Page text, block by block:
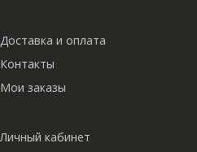
Доставка и оплата
Контакты
Мои заказы
Личный кабинет